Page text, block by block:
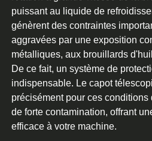
puissant au liquide de
génèrent des contraintes
aggravées par une exposition
métalliques, aux brouillards
De ce fait, un système de
indispensable. Le capot
précisément pour ces conditions
de forte contamination, offrant
efficace à votre machine.